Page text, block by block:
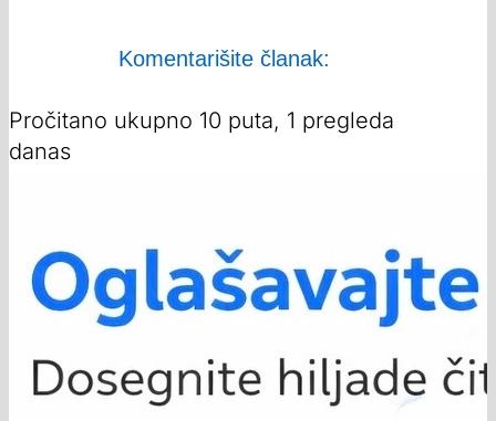
Komentarišite članak:
Pročitano ukupno 10 puta, 1 pregleda
danas